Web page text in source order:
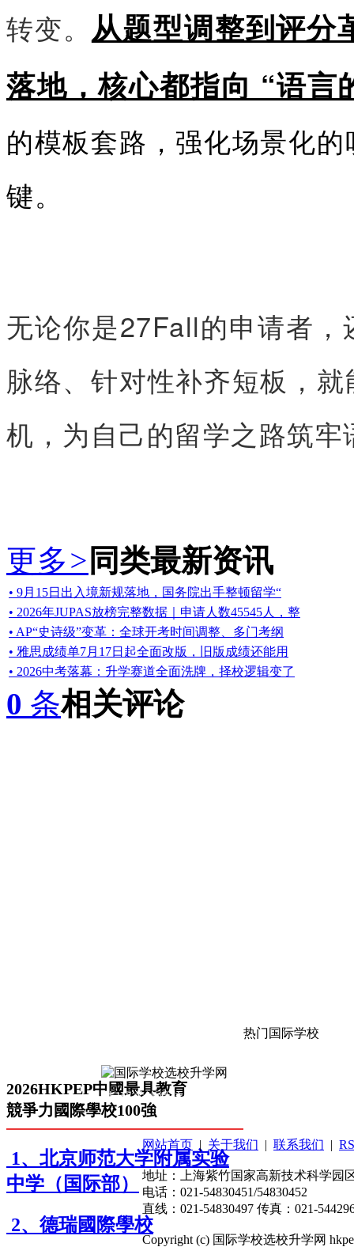
转变。 从题型调整到评分
落地，核心都指向 “语言
的模板套路，强化场景化
键。
无论你是27Fall的申请者
脉络、针对性补齐短板，
机，为自己的留学之路筑牢
更多> 同类最新资讯
• 9月15日出入境新规落地，国务院出手整顿留学“
• 2026年JUPAS放榜完整数据｜申请人数45545人，整
• AP“史诗级”变革：全球开考时间调整、多门考纲
• 雅思成绩单7月17日起全面改版，旧版成绩还能用
• 2026中考落幕：升学赛道全面洗牌，择校逻辑变了
0 条相关评论
2026HKPEP中國最具教育
競爭力國際學校100強
1、北京师范大学附属实验
中学（国际部）
2、德瑞國際學校
热门国际学校
扫码关注微信公众号
网站首页 | 关于我们 | 联系我们 |
地址：上海紫竹国家高新技术科学园
电话：021-54830451/54830452
直线：021-54830497 传真：021-
Copyright (c) 国际学校选校升学网